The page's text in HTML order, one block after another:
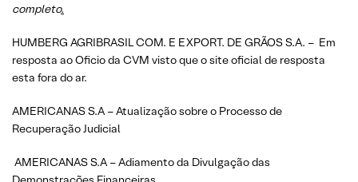
completo.
HUMBERG AGRIBRASIL COM. E EXPORT. DE GRÃOS S.A. – Em
resposta ao Oficio da CVM visto que o site oficial de resposta
esta fora do ar.
AMERICANAS S.A – Atualização sobre o Processo de
Recuperação Judicial
AMERICANAS S.A – Adiamento da Divulgação das